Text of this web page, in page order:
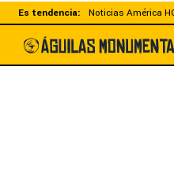
Es tendencia: Noticias América